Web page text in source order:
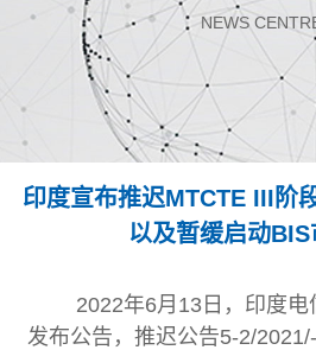
NEWS
印度宣布推迟MTCTE III阶
以及暂缓启动
2022年6月13日，印度电
发布公告，推迟公告5-2/